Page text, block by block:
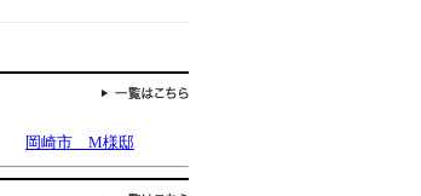
岡崎市 M様邸